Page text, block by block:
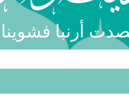
أرنبا